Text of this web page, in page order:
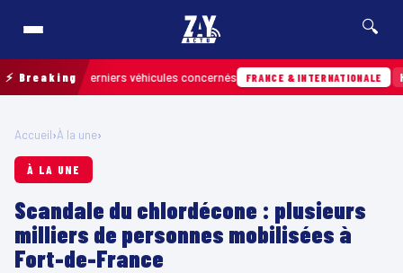
🔍
⚡ Breaking
les derniers véhicules concernés FRANCE & INTERNATIONALE Hier ·
Accueil›À la une›
À LA UNE
Scandale du chlordécone : plusieurs
milliers de personnes mobilisées à
Fort-de-France